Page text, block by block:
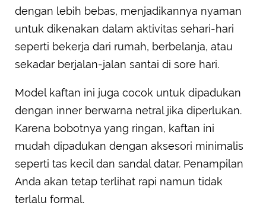
dengan lebih bebas, menjadikannya nyaman
untuk dikenakan dalam aktivitas sehari-hari
seperti bekerja dari rumah, berbelanja, atau
sekadar berjalan-jalan santai di sore hari.
Model kaftan ini juga cocok untuk dipadukan
dengan inner berwarna netral jika diperlukan.
Karena bobotnya yang ringan, kaftan ini
mudah dipadukan dengan aksesori minimalis
seperti tas kecil dan sandal datar. Penampilan
Anda akan tetap terlihat rapi namun tidak
terlalu formal.